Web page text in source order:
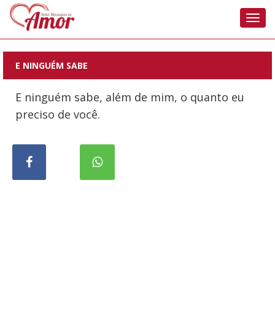
E NINGUÉM SABE
E ninguém sabe, além de mim, o quanto eu
preciso de você.